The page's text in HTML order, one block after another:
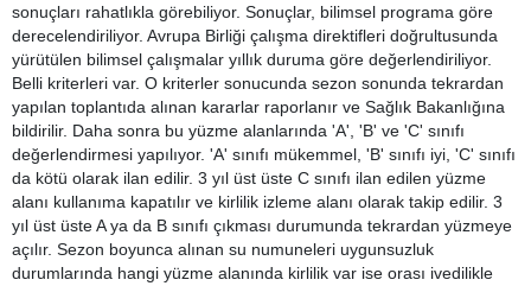
sonuçları rahatlıkla görebiliyor. Sonuçlar, bilimsel programa göre
derecelendiriliyor. Avrupa Birliği çalışma direktifleri doğrultusunda
yürütülen bilimsel çalışmalar yıllık duruma göre değerlendiriliyor.
Belli kriterleri var. O kriterler sonucunda sezon sonunda tekrardan
yapılan toplantıda alınan kararlar raporlanır ve Sağlık Bakanlığına
bildirilir. Daha sonra bu yüzme alanlarında 'A', 'B' ve 'C' sınıfı
değerlendirmesi yapılıyor. 'A' sınıfı mükemmel, 'B' sınıfı iyi, 'C' sınıfı
da kötü olarak ilan edilir. 3 yıl üst üste C sınıfı ilan edilen yüzme
alanı kullanıma kapatılır ve kirlilik izleme alanı olarak takip edilir. 3
yıl üst üste A ya da B sınıfı çıkması durumunda tekrardan yüzmeye
açılır. Sezon boyunca alınan su numuneleri uygunsuzluk
durumlarında hangi yüzme alanında kirlilik var ise orası ivedilikle